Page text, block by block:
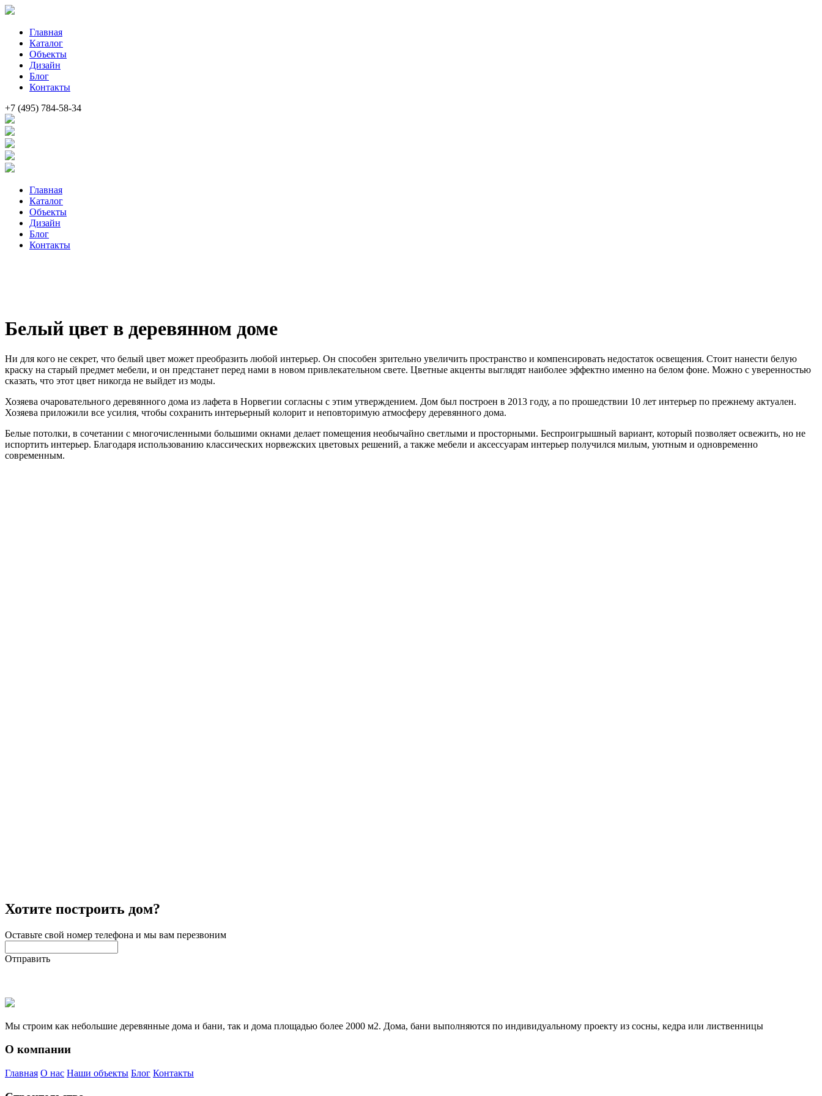
Главная
Каталог
Объекты
Дизайн
Блог
Контакты
+7 (495) 784-58-34
Главная
Каталог
Объекты
Дизайн
Блог
Контакты
Белый цвет в деревянном доме
Ни для кого не секрет, что белый цвет может преобразить любой интерьер. Он способен зрительно увеличить пространство и компенсировать недостаток освещения. Стоит нанести белую
краску на старый предмет мебели, и он предстанет перед нами в новом привлекательном свете. Цветные акценты выглядят наиболее эффектно именно на белом фоне. Можно с уверенностью
сказать, что этот цвет никогда не выйдет из моды.
Хозяева очаровательного деревянного дома из лафета в Норвегии согласны с этим утверждением. Дом был построен в 2013 году, а по прошедствии 10 лет интерьер по прежнему актуален.
Хозяева приложили все усилия, чтобы сохранить интерьерный колорит и неповторимую атмосферу деревянного дома.
Белые потолки, в сочетании с многочисленными большими окнами делает помещения необычайно светлыми и просторными. Беспроигрышный вариант, который позволяет освежить, но не
испортить интерьер. Благодаря использованию классических норвежских цветовых решений, а также мебели и аксессуарам интерьер получился милым, уютным и одновременно
современным.
Хотите построить дом?
Оставьте свой номер телефона и мы вам перезвоним
Отправить
Мы строим как небольшие деревянные дома и бани, так и дома площадью более 2000 м2. Дома, бани выполняются по индивидуальному проекту из сосны, кедра или лиственницы
О компании
Главная О нас Наши объекты Блог Контакты